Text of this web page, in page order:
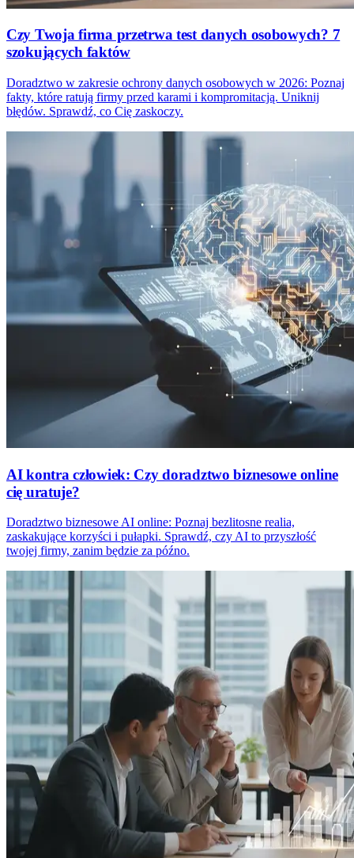
Czy Twoja firma przetrwa test danych osobowych? 7
szokujących faktów
Doradztwo w zakresie ochrony danych osobowych w 2026: Poznaj
fakty, które ratują firmy przed karami i kompromitacją. Uniknij
błędów. Sprawdź, co Cię zaskoczy.
AI kontra człowiek: Czy doradztwo biznesowe online
cię uratuje?
Doradztwo biznesowe AI online: Poznaj bezlitosne realia,
zaskakujące korzyści i pułapki. Sprawdź, czy AI to przyszłość
twojej firmy, zanim będzie za późno.